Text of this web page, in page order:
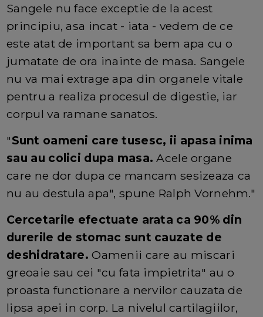
Sangele nu face exceptie de la acest
principiu, asa incat - iata - vedem de ce
este atat de important sa bem apa cu o
jumatate de ora inainte de masa. Sangele
nu va mai extrage apa din organele vitale
pentru a realiza procesul de digestie, iar
corpul va ramane sanatos.
"Sunt oameni care tusesc, ii apasa inima
sau au colici dupa masa.Acele organe
care ne dor dupa ce mancam sesizeaza ca
nu au destula apa", spune Ralph Vornehm."
Cercetarile efectuate arata ca 90% din
durerile de stomac sunt cauzate de
deshidratare. Oamenii care au miscari
greoaie sau cei "cu fata impietrita" au o
proasta functionare a nervilor cauzata de
lipsa apei in corp. La nivelul cartilagiilor,